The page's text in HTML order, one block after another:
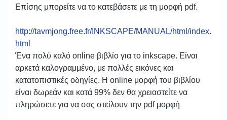
Επίσης μπορείτε να το κατεβάσετε με τη μορφή pdf.
http://tavmjong.free.fr/INKSCAPE/MANUAL/html/index.
html
Ένα πολύ καλό online βιβλίο για το inkscape. Είναι
αρκετά καλογραμμένο, με πολλές εικόνες και
κατατοπιστικές οδηγίες. Η online μορφή του βιβλίου
είναι δωρεάν και κατά 99% δεν θα χρειαστείτε να
πληρώσετε για να σας στείλουν την pdf μορφή